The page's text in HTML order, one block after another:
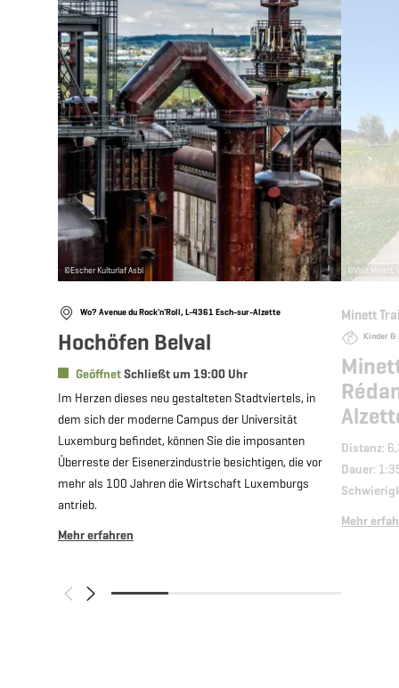
©Escher Kulturlaf Asbl
Wo? Avenue du Rock'n'Roll, L-4361 Esch-sur-Alzette
Hochöfen Belval
GeöffnetSchließt um 19:00 Uhr
Im Herzen dieses neu gestalteten Stadtviertels, in
dem sich der moderne Campus der Universität
Luxemburg befindet, können Sie die imposanten
Überreste der Eisenerzindustrie besichtigen, die vor
mehr als 100 Jahren die Wirtschaft Luxemburgs
antrieb.
Mehr erfahren
©Visit Minett,
Minett
Kinder
Distanz:
Dauer:
Mehr